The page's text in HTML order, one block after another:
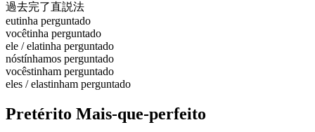
過去完了直説法
eutinha perguntado
vocêtinha perguntado
ele / elatinha perguntado
nóstínhamos perguntado
vocêstinham perguntado
eles / elastinham perguntado
Pretérito Mais-que-perfeito